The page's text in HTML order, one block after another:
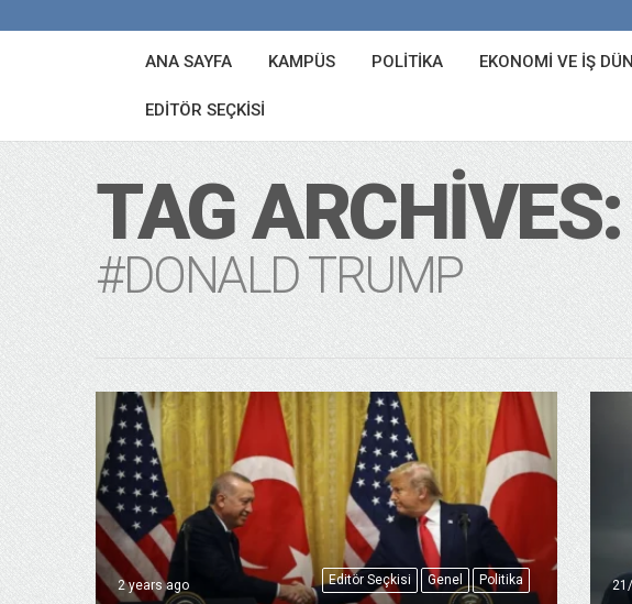
ANA SAYFA KAMPÜS POLITIKA EKONOMI VE İŞ
EDITÖR SEÇKISI
TAG ARCHIVES:
#DONALD TRUMP
Editör Seçkisi Genel Politika
2 years ago